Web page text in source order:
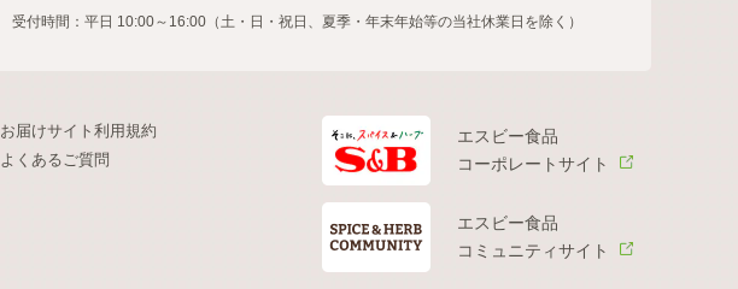
受付時間：平日 10:00～16:00（土・日・祝日、夏季・年末年始等の当社休業日を除く）
お届けサイト利用規約
よくあるご質問
エスビー食品
コーポレートサイト
エスビー食品
コミュニティサイト